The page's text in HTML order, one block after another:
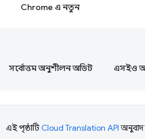
Chrome এ নতুন
সর্বোত্তম অনুশীলন অডিট এসইও
এই পৃষ্ঠাটিCloud Translation APIঅনুবাদ